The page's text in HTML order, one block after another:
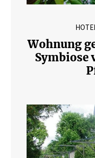
Wohnung
Symbiose